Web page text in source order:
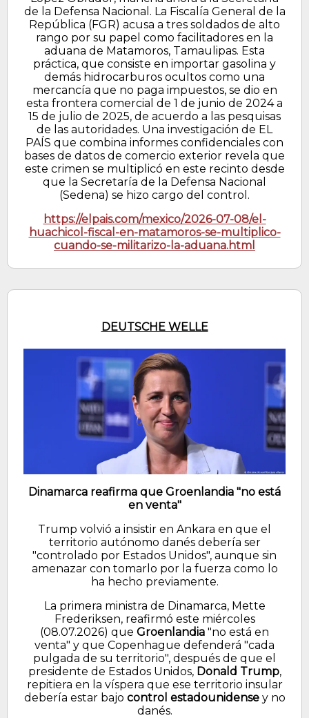
de la Defensa Nacional. La Fiscalía General de la
República (FGR) acusa a tres soldados de alto
rango por su papel como facilitadores en la
aduana de Matamoros, Tamaulipas. Esta
práctica, que consiste en importar gasolina y
demás hidrocarburos ocultos como una
mercancía que no paga impuestos, se dio en
esta frontera comercial de 1 de junio de 2024 a
15 de julio de 2025, de acuerdo a las pesquisas
de las autoridades. Una investigación de EL
PAÍS que combina informes confidenciales con
bases de datos de comercio exterior revela que
este crimen se multiplicó en este recinto desde
que la Secretaría de la Defensa Nacional
(Sedena) se hizo cargo del control.
https://elpais.com/mexico/2026-07-08/el-
huachicol-fiscal-en-matamoros-se-multiplico-
cuando-se-militarizo-la-aduana.html
DEUTSCHE WELLE
Dinamarca reafirma que Groenlandia "no está
en venta"
Trump volvió a insistir en Ankara en que el
territorio autónomo danés debería ser
"controlado por Estados Unidos", aunque sin
amenazar con tomarlo por la fuerza como lo
ha hecho previamente.
La primera ministra de Dinamarca, Mette
Frederiksen, reafirmó este miércoles
(08.07.2026) que Groenlandia "no está en
venta" y que Copenhague defenderá "cada
pulgada de su territorio", después de que el
presidente de Estados Unidos, Donald Trump,
repitiera en la víspera que ese territorio insular
debería estar bajo control estadounidensey no
danés.